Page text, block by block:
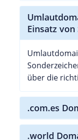
Einsatz von
über die
.com.es
.world